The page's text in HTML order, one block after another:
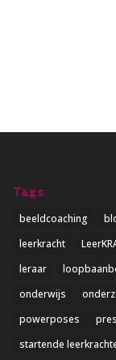
Tags
beeldcoaching
leerkracht
leraar
onderwijs
powerposes
startende